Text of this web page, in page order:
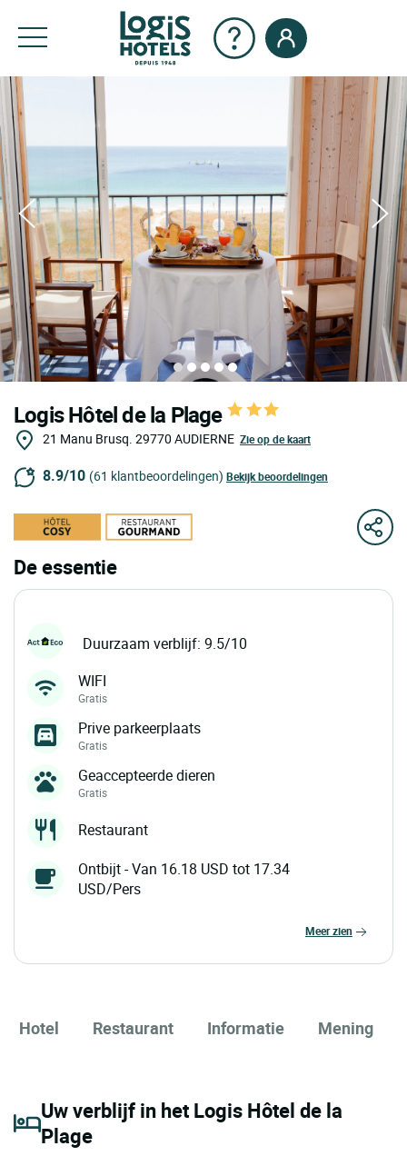
Logis Hôtel de la Plage
21 Manu Brusq. 29770 AUDIERNE Zie op de kaart
8.9/10 (61 klantbeoordelingen) Bekijk beoordelingen
De essentie
Duurzaam verblijf: 9.5/10
WIFI
Gratis
Prive parkeerplaats
Gratis
Geaccepteerde dieren
Gratis
Restaurant
Ontbijt - Van 16.18 USD tot 17.34
USD/Pers
meer zien
Hotel Restaurant Informatie Mening
Uw verblijf in het Logis Hôtel de la
Plage